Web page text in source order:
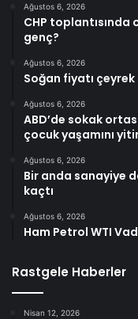
Ağustos 6, 2026
CHP toplantısında
genç?
Ağustos 6, 2026
Soğan fiyatı
Ağustos 6, 2026
ABD’de sokak
çocuk yaşamını
Ağustos 6, 2026
Bir anda sanayiye
kaçtı
Ağustos 6, 2026
Ham Petrol WTI
Rastgele Haberler
Nisan 12, 2026